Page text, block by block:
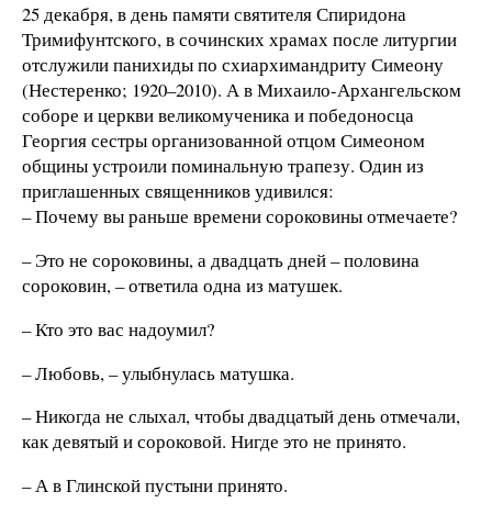
25 декабря, в день памяти святителя Спиридона
Тримифунтского, в сочинских храмах после литургии
отслужили панихиды по схиархимандриту Симеону
(Нестеренко; 1920–2010). А в Михаило-Архангельском
соборе и церкви великомученика и победоносца
Георгия сестры организованной отцом Симеоном
общины устроили поминальную трапезу. Один из
приглашенных священников удивился:
– Почему вы раньше времени сороковины отмечаете?
– Это не сороковины, а двадцать дней – половина
сороковин, – ответила одна из матушек.
– Кто это вас надоумил?
– Любовь, – улыбнулась матушка.
– Никогда не слыхал, чтобы двадцатый день отмечали,
как девятый и сороковой. Нигде это не принято.
– А в Глинской пустыни принято.